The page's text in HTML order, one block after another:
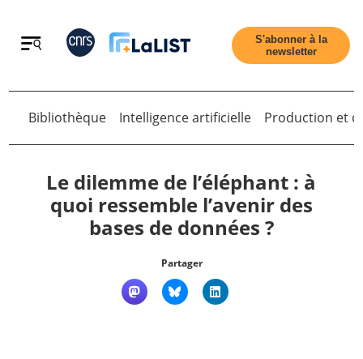
Retour
S'abonner à la
newsletter
Retour
Bibliothèque Intelligence artificielle Production et
Le dilemme de l’éléphant : à
quoi ressemble l’avenir des
bases de données ?
Partager